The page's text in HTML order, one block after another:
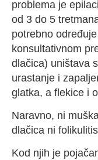
problema je
od 3 do 5
potrebno
konsultativnom
dlačica) uništava
urastanje i
glatka, a flekice i
Naravno, ni
dlačica ni
Kod njih je